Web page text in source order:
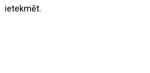
ietekmēt.